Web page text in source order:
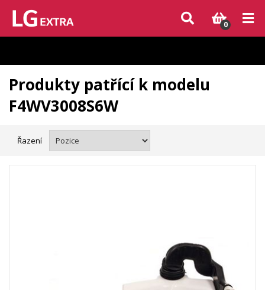
Vzhledem k aktuální situaci se může dodání dílů, které nejsou skladem,
zpozdit. Děkujeme za pochopení.
0
Produkty patřící k modelu
F4WV3008S6W
Řazení